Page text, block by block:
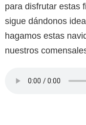
para disfrutar estas
sigue dándonos
hagamos estas
nuestros